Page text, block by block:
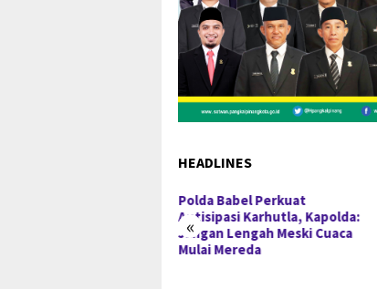
HEADLINES
«
Polda Babel Perkuat
Antisipasi Karhutla, Kapolda:
Jangan Lengah Meski Cuaca
Mulai Mereda